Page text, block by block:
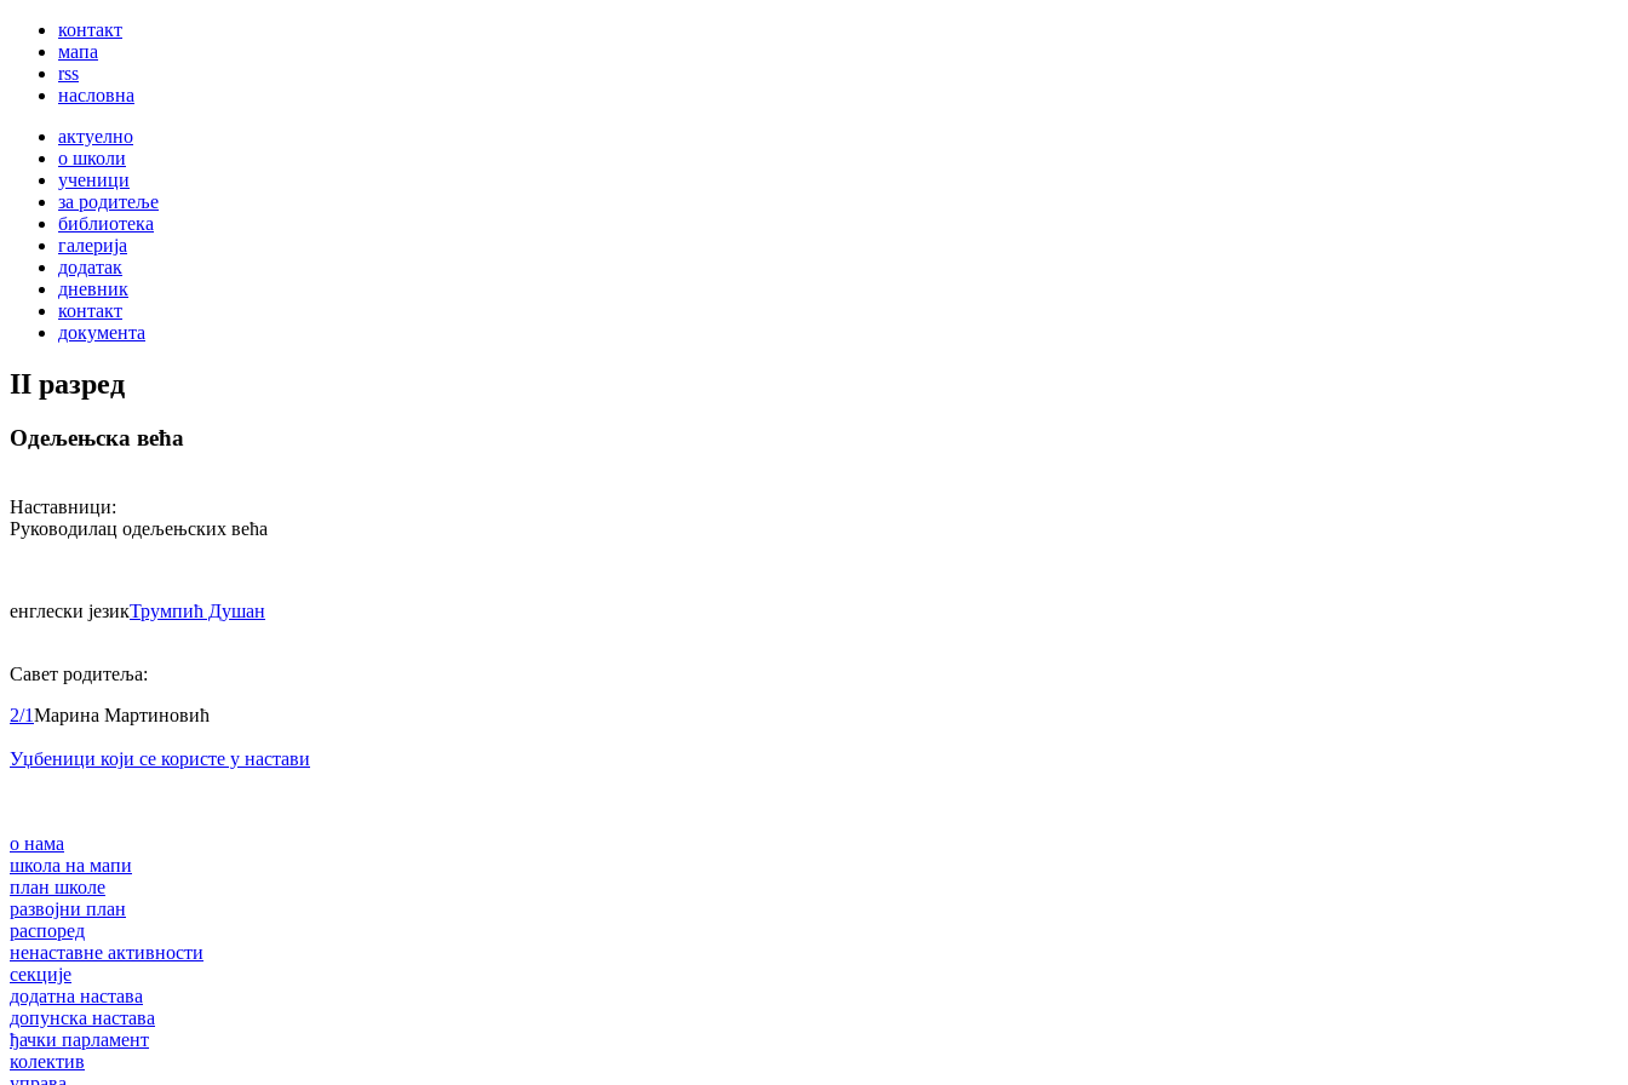
контакт
мапа
rss
насловна
актуелно
о школи
ученици
за родитеље
библиотека
галерија
додатак
дневник
контакт
документа
II разред
Одељењска већа
Наставници:
Руководилац одељењских већа
енглески језикТрумпић Душан
Савет родитеља:
2/1Марина Мартиновић
Уџбеници који се користе у настави
о нама
школа на мапи
план школе
развојни план
распоред
ненаставне активности
секције
додатна настава
допунска настава
ђачки парламент
колектив